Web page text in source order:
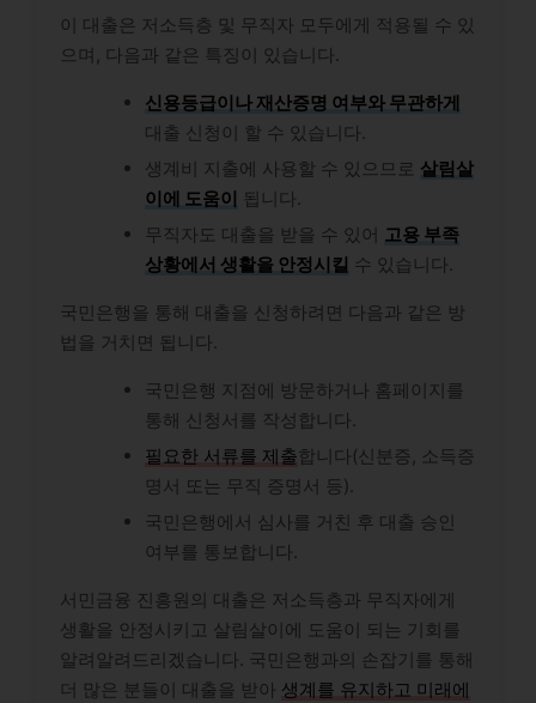
이 대출은 저소득층 및 무직자 모두에게 적용될 수 있
으며, 다음과 같은 특징이 있습니다.
신용등급이나 재산증명 여부와 무관하게
대출 신청이 할 수 있습니다.
생계비 지출에 사용할 수 있으므로 살림살
이에 도움이 됩니다.
무직자도 대출을 받을 수 있어 고용 부족
상황에서 생활을 안정시킬 수 있습니다.
국민은행을 통해 대출을 신청하려면 다음과 같은 방
법을 거치면 됩니다.
국민은행 지점에 방문하거나 홈페이지를
통해 신청서를 작성합니다.
필요한 서류를 제출합니다(신분증, 소득증
명서 또는 무직 증명서 등).
국민은행에서 심사를 거친 후 대출 승인
여부를 통보합니다.
서민금융 진흥원의 대출은 저소득층과 무직자에게
생활을 안정시키고 살림살이에 도움이 되는 기회를
알려알려드리겠습니다. 국민은행과의 손잡기를 통해
더 많은 분들이 대출을 받아 생계를 유지하고 미래에